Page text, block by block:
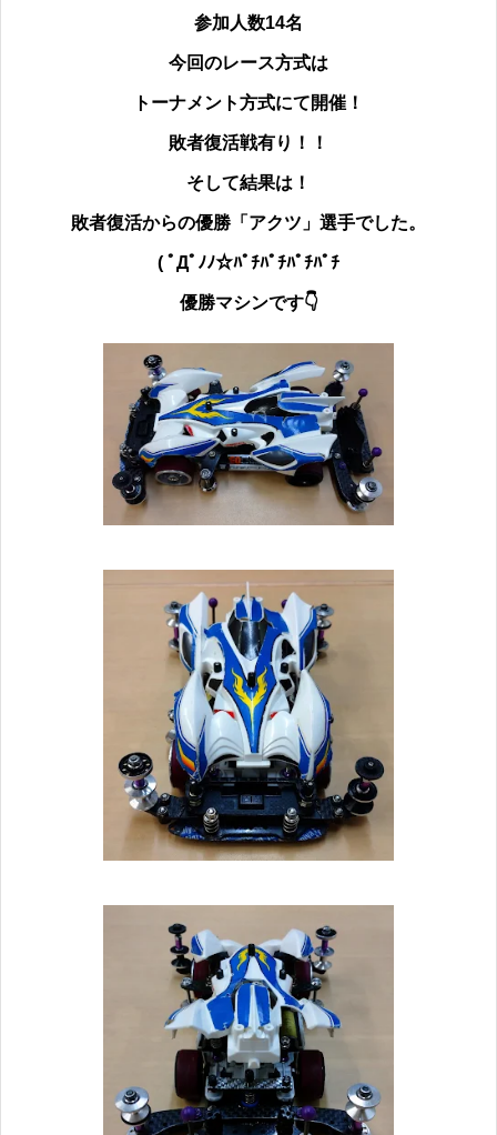
参加人数14名
今回のレース方式は
トーナメント方式にて開催！
敗者復活戦有り！！
そして結果は！
敗者復活からの優勝 「アクツ」選手でした。
( ﾟДﾟﾉﾉ☆ﾊﾟﾁﾊﾟﾁﾊﾟﾁﾊﾟﾁ
優勝マシンです👇